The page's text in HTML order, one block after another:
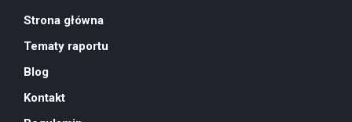
Strona główna
Tematy raportu
Blog
Kontakt